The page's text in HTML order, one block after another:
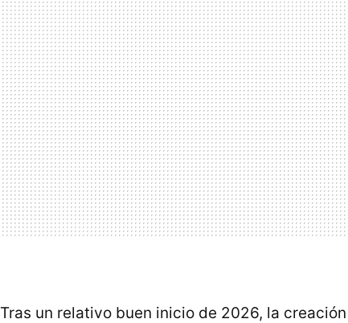
Tras un relativo buen inicio de 2026, la